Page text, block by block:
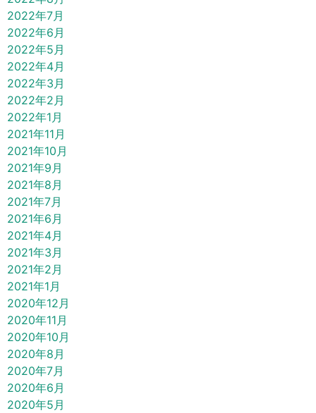
2022年7月
2022年6月
2022年5月
2022年4月
2022年3月
2022年2月
2022年1月
2021年11月
2021年10月
2021年9月
2021年8月
2021年7月
2021年6月
2021年4月
2021年3月
2021年2月
2021年1月
2020年12月
2020年11月
2020年10月
2020年8月
2020年7月
2020年6月
2020年5月